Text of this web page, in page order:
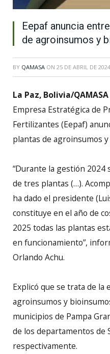
Eepaf anuncia
de agroinsumos y
BY QAMASA ON 25 DE ABRIL DE 2024
La Paz, Bolivia/
Empresa Estratégica de
Fertilizantes (Eepaf)
plantas de agroinsumos
“Durante la gestión
de tres plantas (…).
ha dado el presidente
constituye en el año de
2025 todas las plantas
en funcionamiento”,
Orlando Achu.
Explicó que se trata de la
agroinsumos y
municipios de Pampa
de los departamentos de
respectivamente.